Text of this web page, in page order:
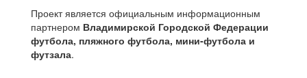
Проект является официальным информационным
партнером Владимирской Городской Федерации
футбола, пляжного футбола, мини-футбола и
футзала.